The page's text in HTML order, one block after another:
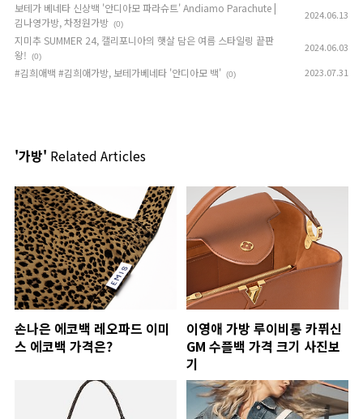
보테가 베네타 신상백 '안디아모 파라슈트' Andiamo Parachute |
김나영가방, 차정원가방 (0)
2024.06.13
지미추 SUMMER 24, 캘리포니아의 햇살 담은 여름 스타일링 끝판
왕!
(0)
2024.06.03
#김희애백 #김희애가방, 보테가베네타 '안디아모 백' (0) 2023.07.31
'가방' Related Articles
손나은 에코백 레오파드 이미
스 에코백 가격은?
이영애 가방 루이비통 카퓌신
GM 수플백 가격 크기 사진보
기